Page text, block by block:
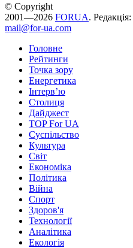
© Copyright
2001—2026 FORUA. Редакція:
mail@for-ua.com
Головне
Рейтинги
Точка зору
Енергетика
Інтерв’ю
Столиця
Дайджест
TOP For UA
Суспiльство
Культура
Світ
Економіка
Політика
Війна
Спорт
Здоров'я
Технології
Аналітика
Екологія